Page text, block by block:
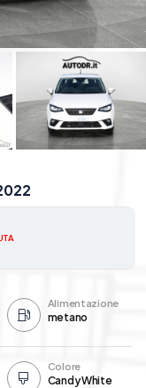
Alimentazione
metano
Colore
Candy White